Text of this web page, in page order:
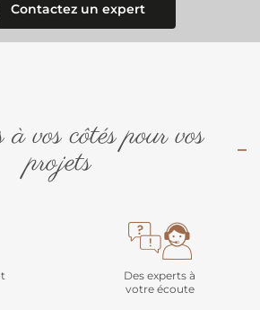
Contactez un expert
vos côtés pour vos
projets
Des experts à
votre écoute